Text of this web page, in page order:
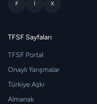
F I X
TFSF Sayfaları
TFSF Portal
Onaylı Yarışmalar
Türkiye Aşkı
Almanak